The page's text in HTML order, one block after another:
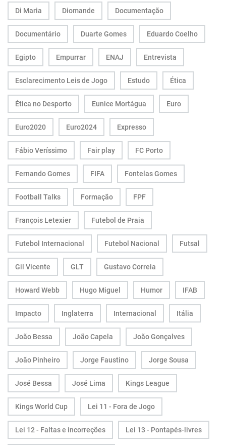
Di Maria Diomande Documentação
Documentário Duarte Gomes Eduardo Coelho
Egipto Empurrar ENAJ Entrevista
Esclarecimento Leis de Jogo Estudo Ética
Ética no Desporto Eunice Mortágua Euro
Euro2020 Euro2024 Expresso
Fábio Veríssimo Fair play FC Porto
Fernando Gomes FIFA Fontelas Gomes
Football Talks Formação FPF
François Letexier Futebol de Praia
Futebol Internacional Futebol Nacional Futsal
Gil Vicente GLT Gustavo Correia
Howard Webb Hugo Miguel Humor IFAB
Impacto Inglaterra Internacional Itália
João Bessa João Capela João Gonçalves
João Pinheiro Jorge Faustino Jorge Sousa
José Bessa José Lima Kings League
Kings World Cup Lei 11 - Fora de Jogo
Lei 12 - Faltas e incorreções Lei 13 - Pontapés-livres